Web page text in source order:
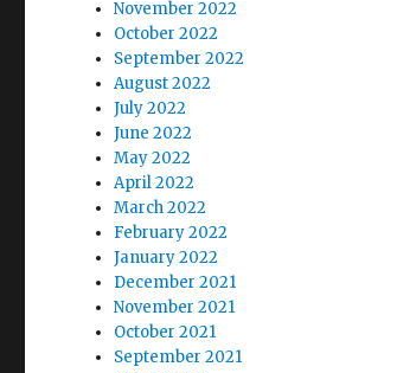
November 2022
October 2022
September 2022
August 2022
July 2022
June 2022
May 2022
April 2022
March 2022
February 2022
January 2022
December 2021
November 2021
October 2021
September 2021